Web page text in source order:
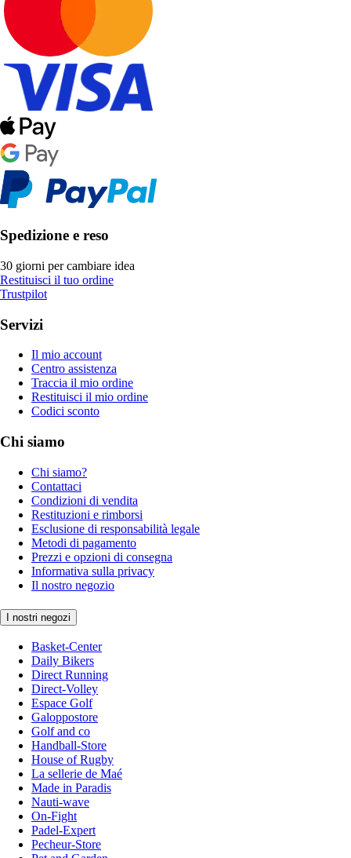
Spedizione e reso
30 giorni per cambiare idea
Restituisci il tuo ordine
Trustpilot
Servizi
Il mio account
Centro assistenza
Traccia il mio ordine
Restituisci il mio ordine
Codici sconto
Chi siamo
Chi siamo?
Contattaci
Condizioni di vendita
Restituzioni e rimborsi
Esclusione di responsabilità legale
Metodi di pagamento
Prezzi e opzioni di consegna
Informativa sulla privacy
Il nostro negozio
I nostri negozi
Basket-Center
Daily Bikers
Direct Running
Direct-Volley
Espace Golf
Galoppostore
Golf and co
Handball-Store
House of Rugby
La sellerie de Maé
Made in Paradis
Nauti-wave
On-Fight
Padel-Expert
Pecheur-Store